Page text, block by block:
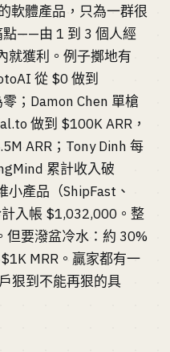
軟體產品，只為一群很
點——由 1 到 3 個人經
就獲利。例子擲地有
從 $0 做到
；Damon Chen 單槍
做到 $100K ARR，
ARR；Tony Dinh 每
累計收入破
小產品（ShipFast、
入帳 $1,032,000。整
但要潑盆冷水：約 30%
MRR。贏家都有一
狠到不能再狠的具